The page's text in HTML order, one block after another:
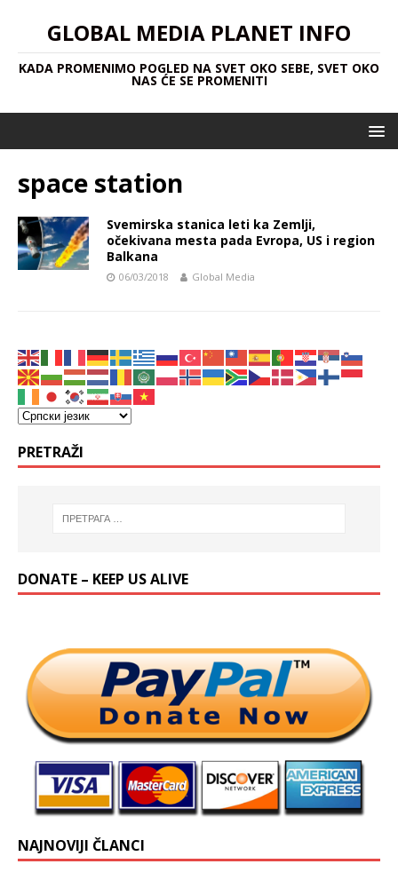
GLOBAL MEDIA PLANET INFO
KADA PROMENIMO POGLED NA SVET OKO SEBE, SVET OKO
NAS ĆE SE PROMENITI
space station
Svemirska stanica leti ka Zemlji,
očekivana mesta pada Evropa, US i region
Balkana
06/03/2018 Global Media
PRETRAŽI
DONATE – KEEP US ALIVE
NAJNOVIJI ČLANCI